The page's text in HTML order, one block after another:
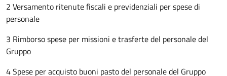
2 Versamento ritenute fiscali e previdenziali per spese di
personale
3 Rimborso spese per missioni e trasferte del personale del
Gruppo
4 Spese per acquisto buoni pasto del personale del Gruppo